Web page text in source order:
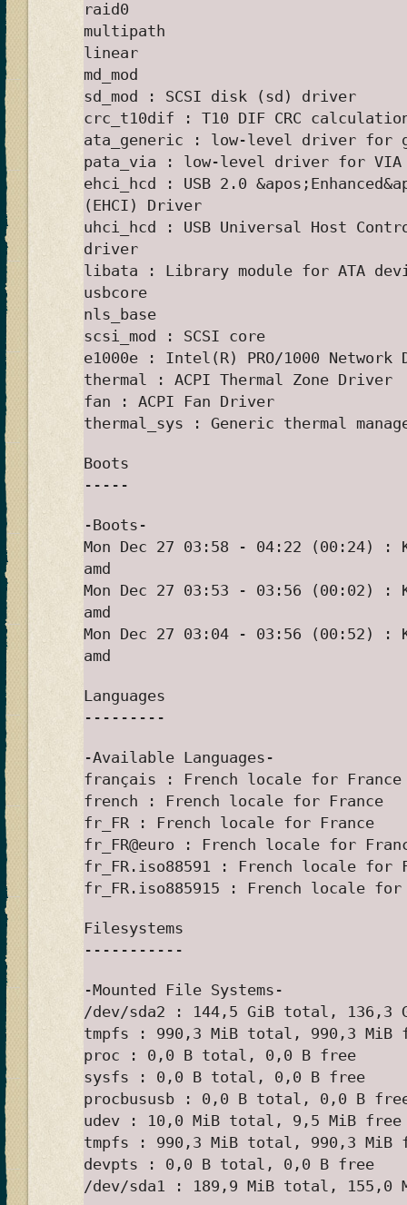
raid0
multipath
linear
md_mod
sd_mod : SCSI disk (sd) driver
crc_t10dif : T10 DIF CRC
ata_generic : low-level driver for
pata_via : low-level driver for VIA
ehci_hcd : USB 2.0
(EHCI) Driver
uhci_hcd : USB Universal Host
driver
libata : Library module for ATA
usbcore
nls_base
scsi_mod : SCSI core
e1000e : Intel(R) PRO/1000 Network
thermal : ACPI Thermal Zone Driver
fan : ACPI Fan Driver
thermal_sys : Generic thermal
Boots
-----
-Boots-
Mon Dec 27 03:58 - 04:22 (00:24) :
amd
Mon Dec 27 03:53 - 03:56 (00:02) :
amd
Mon Dec 27 03:04 - 03:56 (00:52) :
amd
Languages
---------
-Available Languages-
français : French locale for France
french : French locale for France
fr_FR : French locale for France
fr_FR@euro : French locale for
fr_FR.iso88591 : French locale for
fr_FR.iso885915 : French locale for
Filesystems
-----------
-Mounted File Systems-
/dev/sda2 : 144,5 GiB total, 136,3
tmpfs : 990,3 MiB total, 990,3 MiB
proc : 0,0 B total, 0,0 B free
sysfs : 0,0 B total, 0,0 B free
procbususb : 0,0 B total, 0,0 B
udev : 10,0 MiB total, 9,5 MiB free
tmpfs : 990,3 MiB total, 990,3 MiB
devpts : 0,0 B total, 0,0 B free
/dev/sda1 : 189,9 MiB total, 155,0